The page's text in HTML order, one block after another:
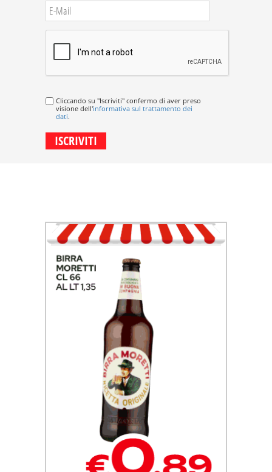
Cliccando su "Iscriviti" confermo di aver preso
visione dell'informativa sul trattamento dei
dati.